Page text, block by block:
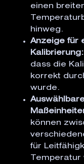
einen
hinweg.
Anzeige für
Kalibrierung:
dass die
korrekt
wurde.
können
für
Temperatur